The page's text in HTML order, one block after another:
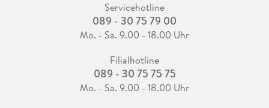
Servicehotline
089 - 30 75 79 00
Mo. - Sa. 9.00 - 18.00 Uhr
Filialhotline
089 - 30 75 75 75
Mo. - Sa. 9.00 - 18.00 Uhr